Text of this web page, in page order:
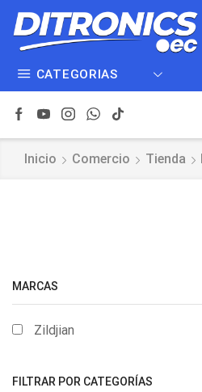
CATEGORIAS
Inicio Comercio Tienda
MARCAS
Zildjian
FILTRAR POR CATEGORÍAS